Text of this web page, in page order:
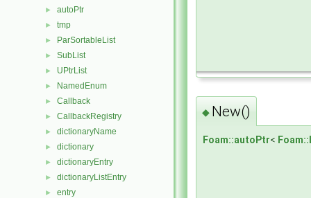
► autoPtr
► tmp
► ParSortableList
► SubList
► UPtrList
► NamedEnum
► Callback
► CallbackRegistry
► dictionaryName
► dictionary
► dictionaryEntry
► dictionaryListEntry
► entry
◆ New()
Foam::autoPtr<